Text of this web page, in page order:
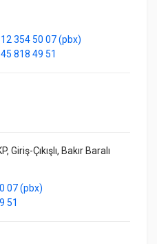
354 50 07 (pbx)
818 49 51
Giriş-Çıkışlı, Bakır Baralı
07 (pbx)
51